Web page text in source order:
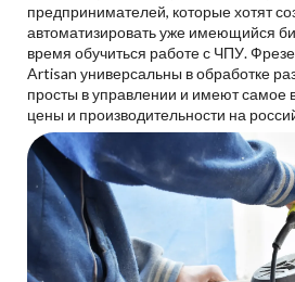
предпринимателей, которые хотят
автоматизировать уже имеющийся
время обучиться работе с ЧПУ.
Artisan универсальны в обработке
просты в управлении и имеют самое
цены и производительности на